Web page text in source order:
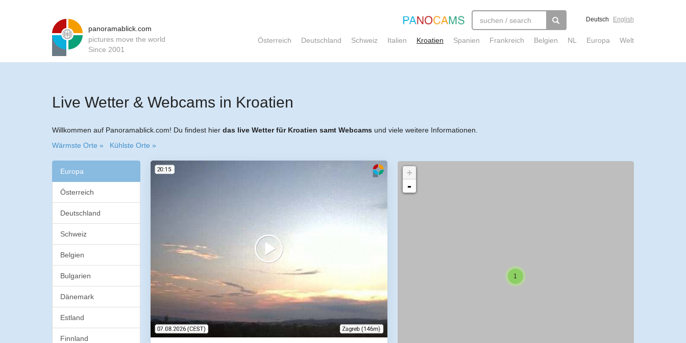
panoramablick.com
pictures move the world
Since 2001
Deutsch English
Österreich Deutschland Schweiz Italien Kroatien Spanien Frankreich Belgien NL Europa Welt
Live Wetter & Webcams in Kroatien
Willkommen auf Panoramablick.com! Du findest hier das live Wetter für Kroatien samt Webcams und viele weitere Informationen.
Wärmste Orte »
Kühlste Orte »
Europa
Österreich
Deutschland
Schweiz
Belgien
Bulgarien
Dänemark
Estland
Finnland
1
+
-